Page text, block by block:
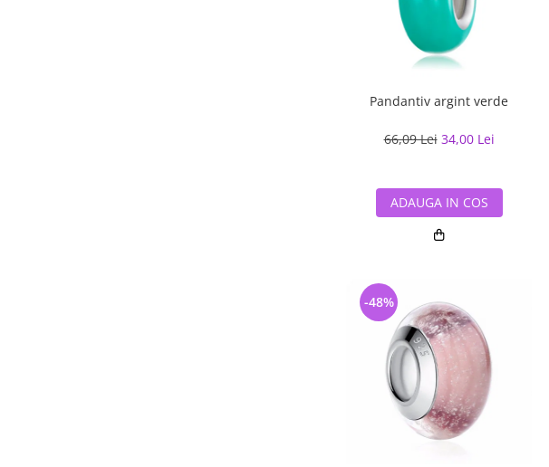
Pandantiv argint verde
66,09 Lei 34,00 Lei
ADAUGA IN COS
-48%